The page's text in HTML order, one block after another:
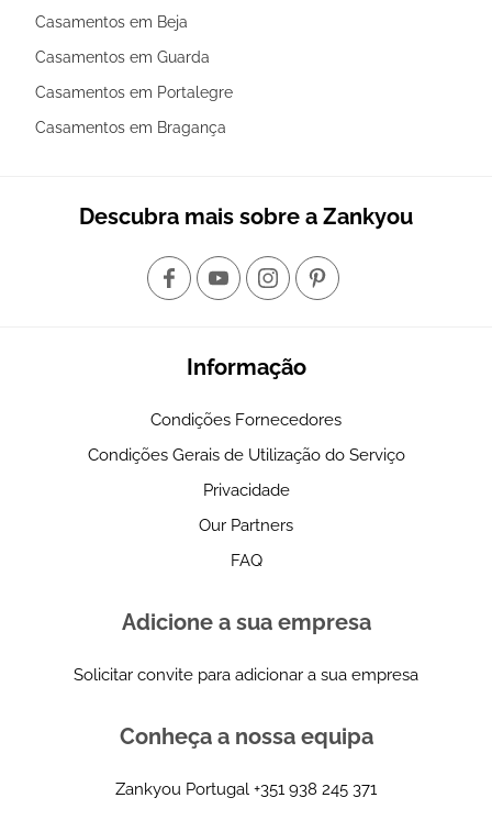
Casamentos em Beja
Casamentos em Guarda
Casamentos em Portalegre
Casamentos em Bragança
Descubra mais sobre a Zankyou
Informação
Condições Fornecedores
Condições Gerais de Utilização do Serviço
Privacidade
Our Partners
FAQ
Adicione a sua empresa
Solicitar convite para adicionar a sua empresa
Conheça a nossa equipa
Zankyou Portugal +351 938 245 371